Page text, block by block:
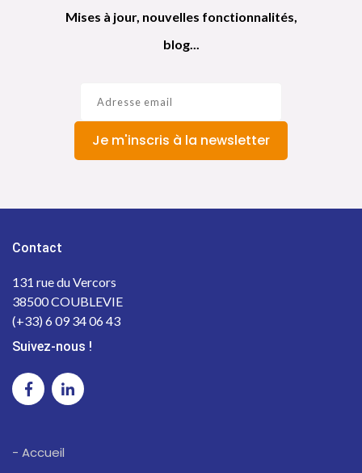
Mises à jour, nouvelles fonctionnalités,
blog...
Je m'inscris à la newsletter
Contact
131 rue du Vercors
38500 COUBLEVIE
(+33) 6 09 34 06 43
Suivez-nous !
- Accueil